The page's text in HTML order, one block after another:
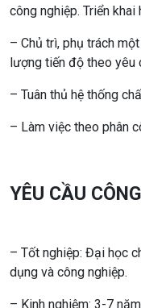
công nghiệp. Triển khai
– Chủ trì, phụ trách
lượng tiến độ theo yêu
– Tuân thủ hệ thống
– Làm việc theo phân
YÊU CẦU
– Tốt nghiệp: Đại học
dụng và công nghiệp.
– Kinh nghiệm: 3-7